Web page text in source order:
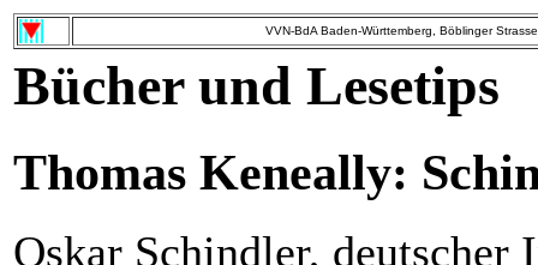
VVN-BdA Baden-Württemberg, Böblinger
Bücher und Lesetips
Thomas Keneally:
Oskar Schindler, deutscher